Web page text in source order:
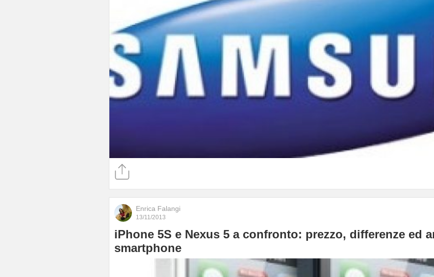
Enrica Falangi
13/11/2013
iPhone 5S e Nexus 5 a confronto: prezzo, differenze ed
smartphone